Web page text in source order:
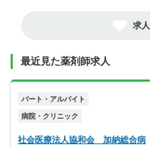
求
最近見た薬剤師求人
パート・アルバイト
病院・クリニック
社会医療法人協和会 加納総合病